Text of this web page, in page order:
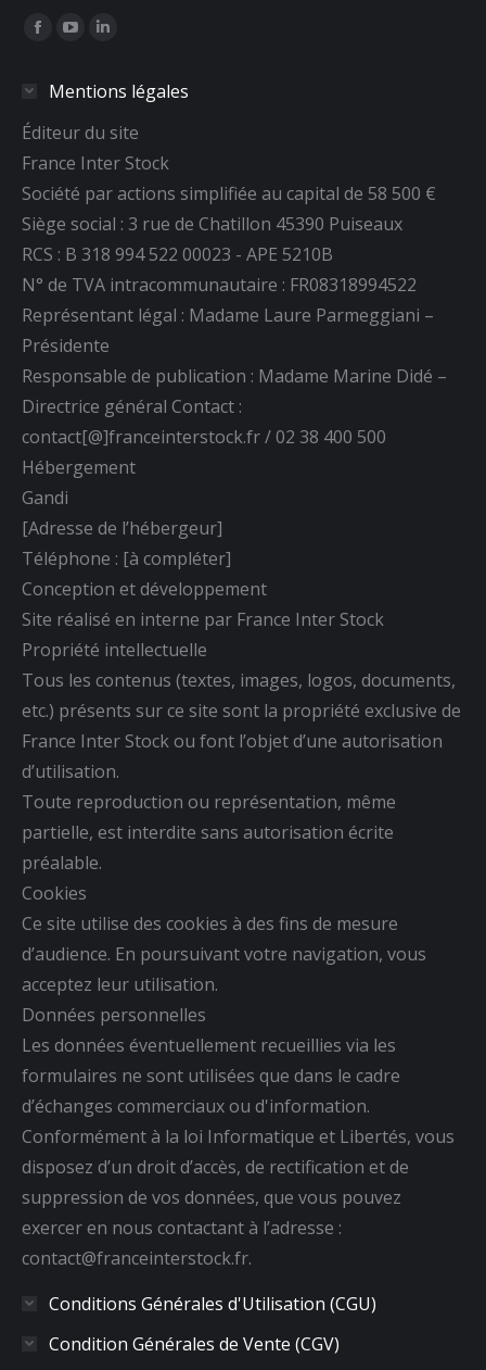
Trouvez nous sur :
La
Facebook
s'ouvre
une
nouvelle
fenêtre
La
YouTube
s'ouvre
dans
une
nouvelle
fenêtre
La
LinkedIn
s'ouvre
dans
fenêtre
Mentions légales
Éditeur du site
France Inter Stock
Société par actions simplifiée au capital de 58 500 €
Siège social : 3 rue de Chatillon 45390 Puiseaux
RCS : B 318 994 522 00023 - APE 5210B
N° de TVA intracommunautaire : FR08318994522
Représentant légal : Madame Laure Parmeggiani –
Présidente
Responsable de publication : Madame Marine Didé –
Directrice général Contact :
contact[@]franceinterstock.fr / 02 38 400 500
Hébergement
Gandi
[Adresse de l’hébergeur]
Téléphone : [à compléter]
Conception et développement
Site réalisé en interne par France Inter Stock
Propriété intellectuelle
Tous les contenus (textes, images, logos, documents,
etc.) présents sur ce site sont la propriété exclusive de
France Inter Stock ou font l’objet d’une autorisation
d’utilisation.
Toute reproduction ou représentation, même
partielle, est interdite sans autorisation écrite
préalable.
Cookies
Ce site utilise des cookies à des fins de mesure
d’audience. En poursuivant votre navigation, vous
acceptez leur utilisation.
Données personnelles
Les données éventuellement recueillies via les
formulaires ne sont utilisées que dans le cadre
d’échanges commerciaux ou d'information.
Conformément à la loi Informatique et Libertés, vous
disposez d’un droit d’accès, de rectification et de
suppression de vos données, que vous pouvez
exercer en nous contactant à l’adresse :
contact@franceinterstock.fr.
Conditions Générales d'Utilisation (CGU)
Condition Générales de Vente (CGV)